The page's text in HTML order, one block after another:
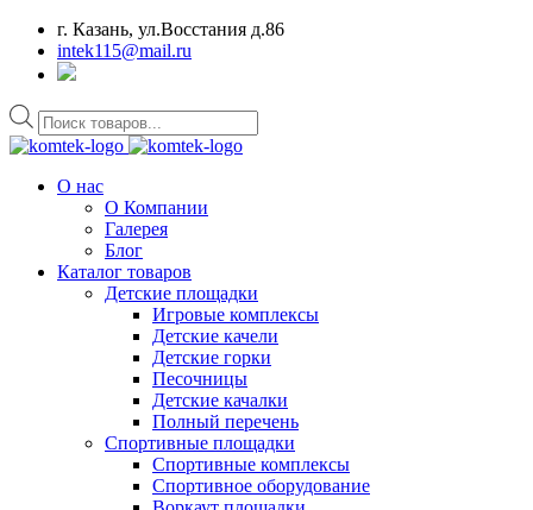
г. Казань, ул.Восстания д.86
intek115@mail.ru
Поиск
товаров
О нас
О Компании
Галерея
Блог
Каталог товаров
Детские площадки
Игровые комплексы
Детские качели
Детские горки
Песочницы
Детские качалки
Полный перечень
Спортивные площадки
Спортивные комплексы
Спортивное оборудование